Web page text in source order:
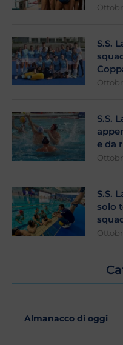
S.S.
S.S.
e da
S.S.
solo
Almanacco di oggi